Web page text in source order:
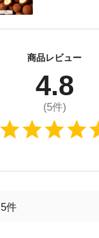
商品レビュー
4.8
(5件)
件